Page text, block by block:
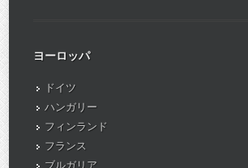
ヨーロッパ
ドイツ
ハンガリー
フィンランド
フランス
ブルガリア